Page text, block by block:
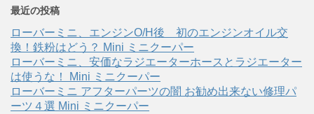
最近の投稿
ローバーミニ、エンジンO/H後 初のエンジンオイル交
換！鉄粉はどう？ Mini ミニクーパー
ローバーミニ、安価なラジエーターホースとラジエーター
は使うな！ Mini ミニクーパー
ローバーミニ アフターパーツの闇 お勧め出来ない修理パ
ーツ４選 Mini ミニクーパー